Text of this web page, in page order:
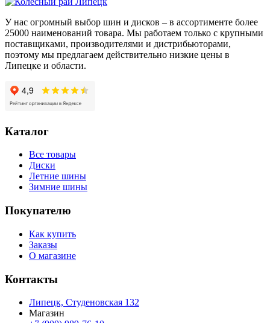
285/35/ZR20
(Y)
У нас огромный выбор шин и дисков – в ассортименте более
25000 наименований товара. Мы работаем только с крупными
поставщиками, производителями и дистрибьюторами,
поэтому мы предлагаем действительно низкие цены в
Липецке и области.
Каталог
Все товары
Диски
Летние шины
Зимние шины
Покупателю
Как купить
Заказы
О магазине
Контакты
Липецк, Студеновская 132
Магазин